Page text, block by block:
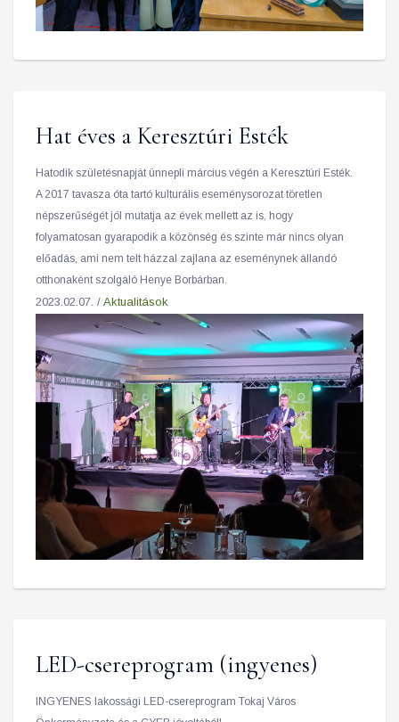
Hat éves a Keresztúri Esték
Hatodik születésnapját ünnepli március végén a Keresztúri Esték.
A 2017 tavasza óta tartó kulturális eseménysorozat töretlen
népszerűségét jól mutatja az évek mellett az is, hogy
folyamatosan gyarapodik a közönség és szinte már nincs olyan
előadás, ami nem telt házzal zajlana az eseménynek állandó
otthonaként szolgáló Henye Borbárban.
2023.02.07. / Aktualitások
LED-csereprogram (ingyenes)
INGYENES lakossági LED-csereprogram Tokaj Város